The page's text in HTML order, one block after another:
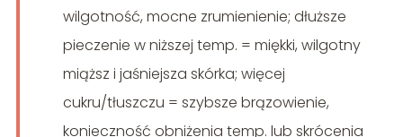
wilgotność, mocne zrumienienie; dłuższe
pieczenie w niższej temp. = miękki, wilgotny
miąższ i jaśniejsza skórka; więcej
cukru/tłuszczu = szybsze brązowienie,
konieczność obniżenia temp. lub skrócenia